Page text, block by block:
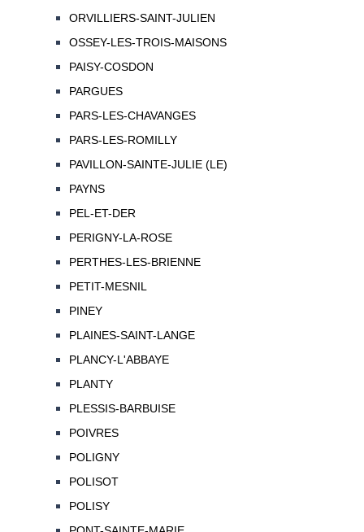
ORVILLIERS-SAINT-JULIEN
OSSEY-LES-TROIS-MAISONS
PAISY-COSDON
PARGUES
PARS-LES-CHAVANGES
PARS-LES-ROMILLY
PAVILLON-SAINTE-JULIE (LE)
PAYNS
PEL-ET-DER
PERIGNY-LA-ROSE
PERTHES-LES-BRIENNE
PETIT-MESNIL
PINEY
PLAINES-SAINT-LANGE
PLANCY-L'ABBAYE
PLANTY
PLESSIS-BARBUISE
POIVRES
POLIGNY
POLISOT
POLISY